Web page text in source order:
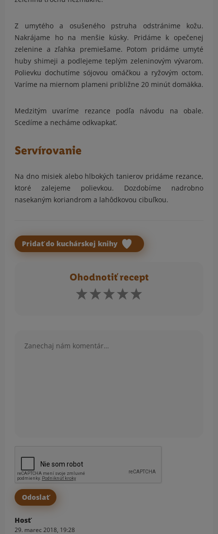
Z umytého a osušeného pstruha odstránime kožu.
Nakrájame ho na menšie kúsky. Pridáme k opečenej
zelenine a zľahka premiešame. Potom pridáme umyté
huby shimeji a podlejeme teplým zeleninovým vývarom.
Polievku dochutíme sójovou omáčkou a ryžovým octom.
Varíme na miernom plameni približne 20 minút domäkka.
Medzitým uvaríme rezance podľa návodu na obale.
Scedíme a necháme odkvapkať.
Servírovanie
Na dno misiek alebo hlbokých tanierov pridáme rezance,
ktoré zalejeme polievkou. Dozdobíme nadrobno
nasekaným koriandrom a lahôdkovou cibuľkou.
Pridať do kuchárskej knihy
Ohodnotiť recept
Hosť
29. marec 2018, 19:28